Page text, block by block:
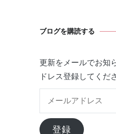
ブログを購読する
更新をメールでお知
ドレス登録してくだ
ル
登録